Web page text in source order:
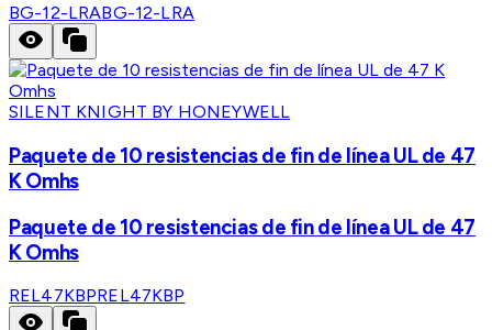
BG-12-LRABG-12-LRA
SILENT KNIGHT BY HONEYWELL
Paquete de 10 resistencias de fin de línea UL de 47
K Omhs
Paquete de 10 resistencias de fin de línea UL de 47
K Omhs
REL47KBPREL47KBP